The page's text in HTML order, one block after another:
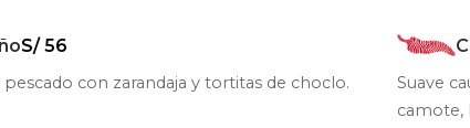
S/ 56
con zarandaja y tortitas de choclo.
Suave
camote,